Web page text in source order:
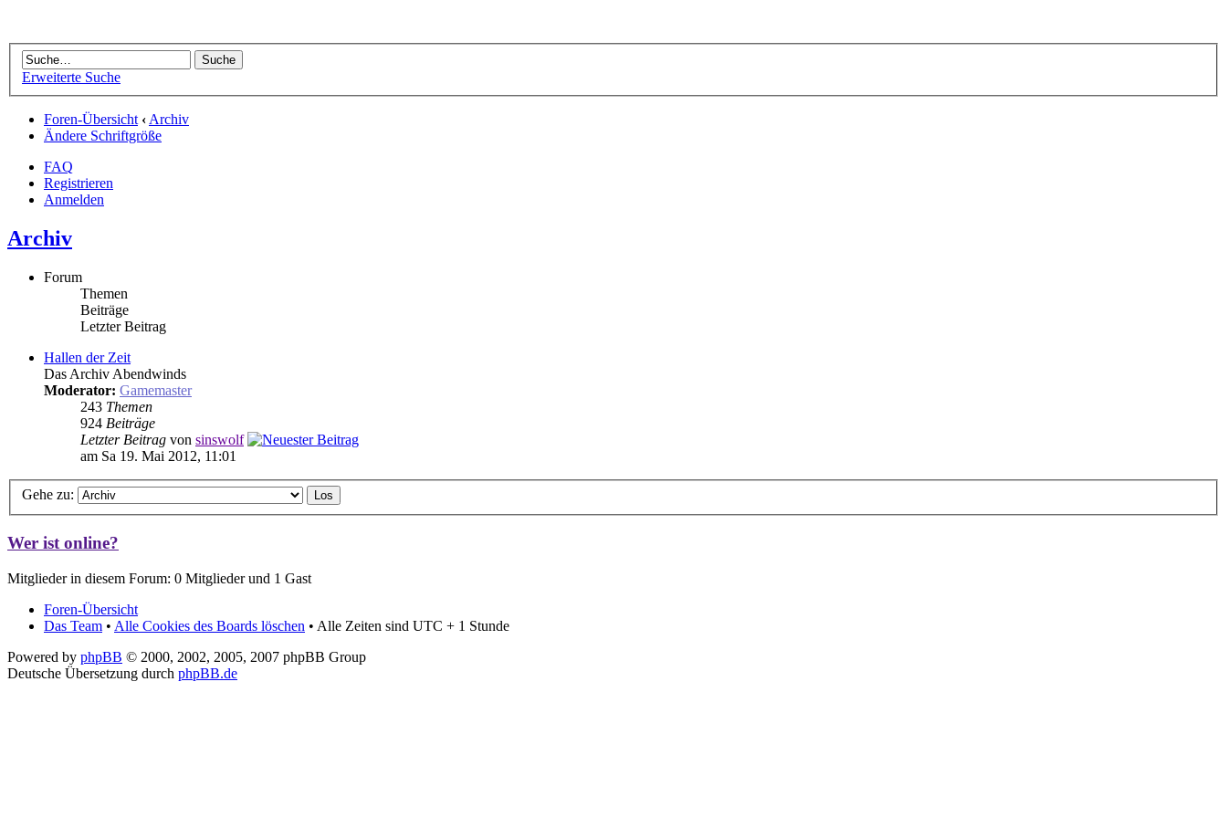
Erweiterte Suche
Foren-Übersicht ‹ Archiv
Ändere Schriftgröße
FAQ
Registrieren
Anmelden
Archiv
Forum
Themen
Beiträge
Letzter Beitrag
Hallen der Zeit
Das Archiv Abendwinds
Moderator: Gamemaster
243 Themen
924 Beiträge
Letzter Beitrag von sinswolf
am Sa 19. Mai 2012, 11:01
Gehe zu:
Wer ist online?
Mitglieder in diesem Forum: 0 Mitglieder und 1 Gast
Foren-Übersicht
Das Team • Alle Cookies des Boards löschen • Alle Zeiten sind UTC + 1 Stunde
Powered by phpBB © 2000, 2002, 2005, 2007 phpBB Group
Deutsche Übersetzung durch phpBB.de